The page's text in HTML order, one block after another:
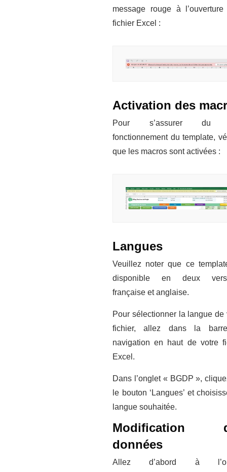
message rouge à l’ouverture
fichier Excel :
Activation des
Pour s’assurer du
fonctionnement du template,
que les macros sont activées :
Langues
Veuillez noter que ce
disponible en deux
française et anglaise.
Pour sélectionner la langue de
fichier, allez dans la
navigation en haut de votre
Excel.
Dans l’onglet « BGDP »,
le bouton ‘Langues’ et
langue souhaitée.
Modification
données
Allez d’abord à